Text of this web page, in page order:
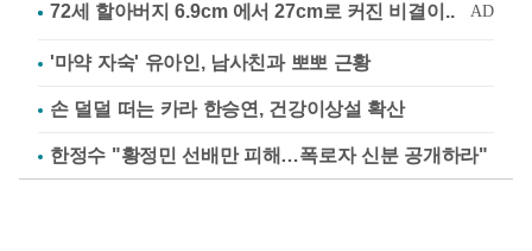
'마약 자숙' 유아인, 남사친과 뽀뽀 근황
손 덜덜 떠는 카라 한승연, 건강이상설 확산
한정수 "황정민 선배만 피해…폭로자 신분 공개하라"